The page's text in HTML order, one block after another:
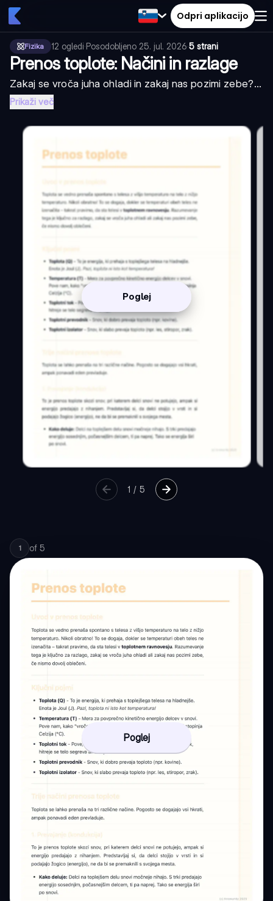
Odpri aplikacijo
Fizika 12 ogledi·Posodobljeno 25. jul. 2026·5 strani
Prenos toplote: Načini in razlage
Zakaj se vroča juha ohladi in zakaj nas pozimi zebe?...
Prikaži več
Poglej
1 /5
1 of 5
Poglej